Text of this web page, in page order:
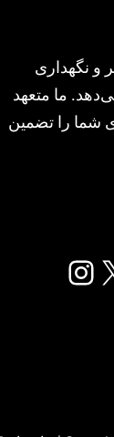
و نگهداری
ما متعهد
شما را تضمین
اینستاگرم